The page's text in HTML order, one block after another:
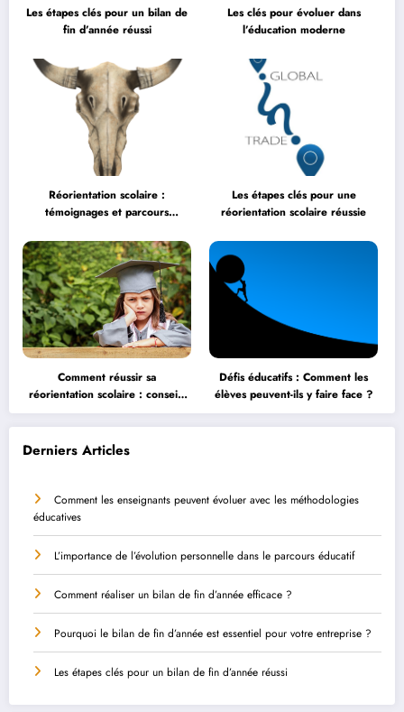
Les étapes clés pour un bilan de
fin d’année réussi
Les clés pour évoluer dans
l’éducation moderne
Réorientation scolaire :
témoignages et parcours
Les étapes clés pour une
réorientation scolaire réussie
Comment réussir sa
réorientation scolaire : conseils
et astuces
Défis éducatifs : Comment les
élèves peuvent-ils y faire face ?
Derniers Articles
Comment les enseignants peuvent évoluer avec les méthodologies
éducatives
L’importance de l’évolution personnelle dans le parcours éducatif
Comment réaliser un bilan de fin d’année efficace ?
Pourquoi le bilan de fin d’année est essentiel pour votre entreprise ?
Les étapes clés pour un bilan de fin d’année réussi